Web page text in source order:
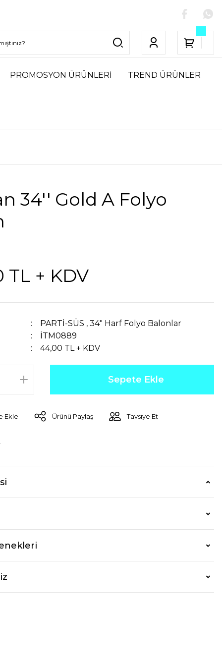
PROMOSYON ÜRÜNLERİ TREND ÜRÜNLER
34'' Gold A Folyo
TL + KDV
PARTİ-SÜS ,34" Harf Folyo Balonlar
İTM0889
44,00 TL + KDV
Sepete Ekle
Ürünü Paylaş Tavsiye Et